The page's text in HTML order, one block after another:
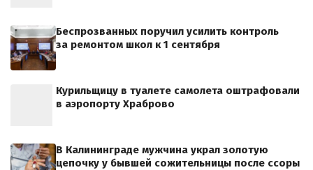
Беспрозванных поручил усилить контроль
за ремонтом школ к 1 сентября
Курильщицу в туалете самолета оштрафовали
в аэропорту Храброво
В Калининграде мужчина украл золотую
цепочку у бывшей сожительницы после ссоры